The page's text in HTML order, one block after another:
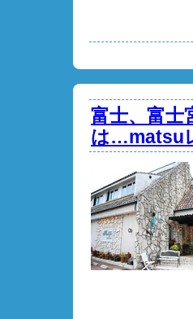
富士、富士
は…matsu